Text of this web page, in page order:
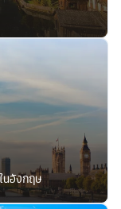
นอังกฤษ